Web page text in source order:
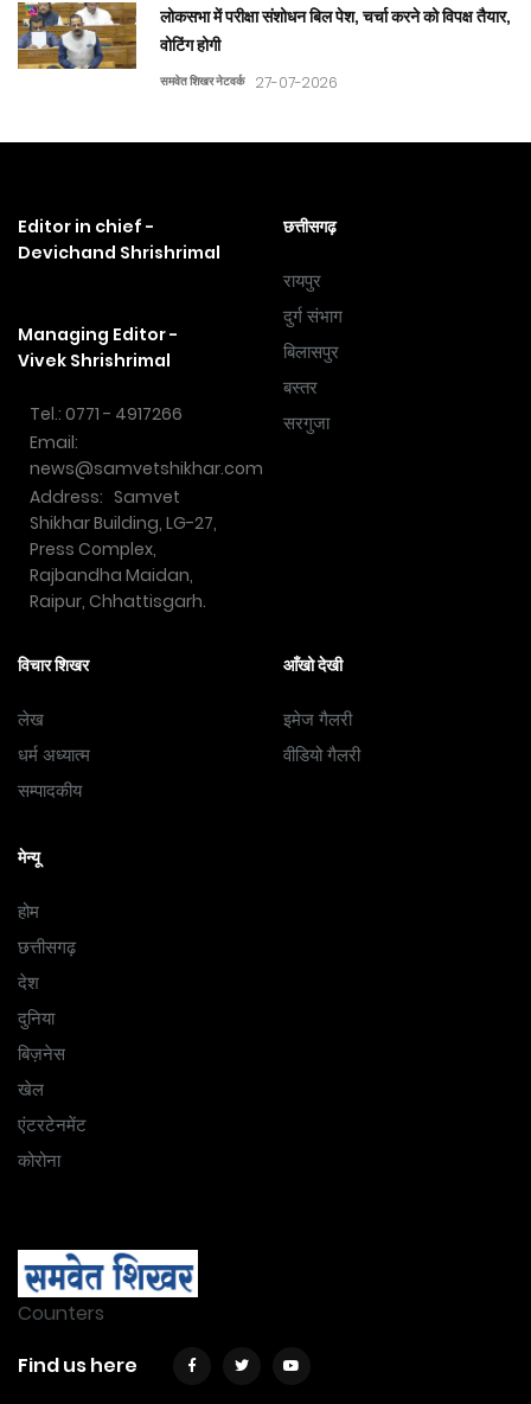
लोकसभा में परीक्षा संशोधन बिल पेश, चर्चा करने को विपक्ष तैयार,
वोटिंग होगी
समवेत शिखर नेटवर्क 27-07-2026
Editor in chief -
Devichand Shrishrimal
Managing Editor -
Vivek Shrishrimal
Tel.: 0771 - 4917266
Email:
news@samvetshikhar.com
Address: Samvet
Shikhar Building, LG-27,
Press Complex,
Rajbandha Maidan,
Raipur, Chhattisgarh.
छत्तीसगढ़
रायपुर
दुर्ग संभाग
बिलासपुर
बस्तर
सरगुजा
विचार शिखर
लेख
धर्म अध्यात्म
सम्पादकीय
आँखो देखी
इमेज गैलरी
वीडियो गैलरी
मेन्यू
होम
छत्तीसगढ़
देश
दुनिया
बिज़नेस
खेल
एंटरटेनमेंट
कोरोना
Counters
Find us here